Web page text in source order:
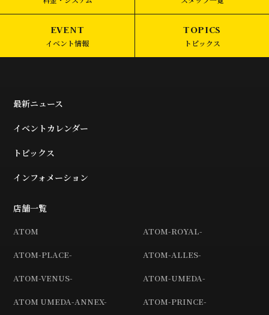
イベント情報 トピックス
最新ニュース
イベントカレンダー
トピックス
インフォメーション
店舗一覧
ATOM ATOM-ROYAL-
ATOM-PLACE- ATOM-ALLES-
ATOM-VENUS- ATOM-UMEDA-
ATOM UMEDA-ANNEX- ATOM-PRINCE-